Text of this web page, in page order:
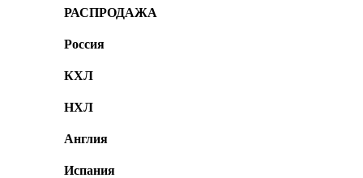
РАСПРОДАЖА
Россия
КХЛ
НХЛ
Англия
Испания